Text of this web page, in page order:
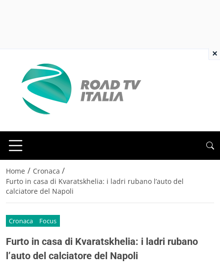
Home / Cronaca /
Furto in casa di Kvaratskhelia: i ladri rubano l’auto del
calciatore del Napoli
Cronaca Focus
Furto in casa di Kvaratskhelia: i ladri rubano
l’auto del calciatore del Napoli
×